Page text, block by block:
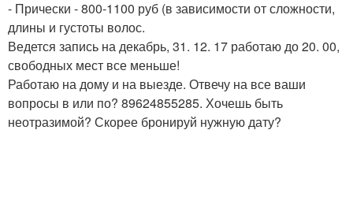
- Прически - 800-1100 руб (в зависимости от сложности,
длины и густоты волос.
Ведется запись на декабрь, 31. 12. 17 работаю до 20. 00,
свободных мест все меньше!
Работаю на дому и на выезде. Отвечу на все ваши
вопросы в или по? 89624855285. Хочешь быть
неотразимой? Скорее бронируй нужную дату?